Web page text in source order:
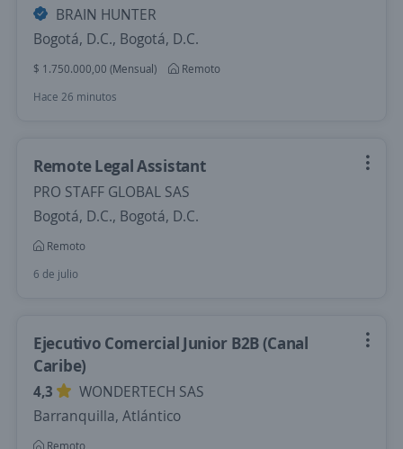
BRAIN HUNTER
Bogotá, D.C., Bogotá, D.C.
$ 1.750.000,00 (Mensual)
Remoto
Hace 26 minutos
Remote Legal Assistant
PRO STAFF GLOBAL SAS
Bogotá, D.C., Bogotá, D.C.
Remoto
6 de julio
Ejecutivo Comercial Junior B2B (Canal
Caribe)
4,3
WONDERTECH SAS
Barranquilla, Atlántico
Remoto